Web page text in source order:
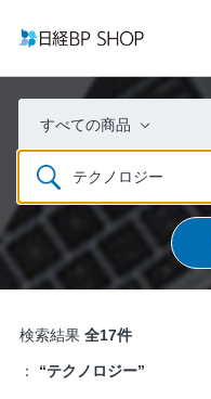
すべての商品
検索結果 全17件
： “テクノロジー”